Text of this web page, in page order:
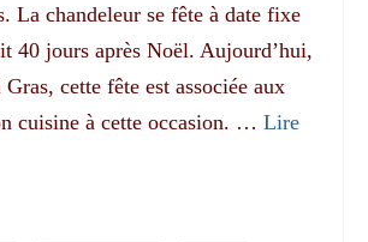
La chandeleur se fête à date fixe
40 jours après Noël. Aujourd’hui,
cette fête est associée aux
cuisine à cette occasion. … Lire